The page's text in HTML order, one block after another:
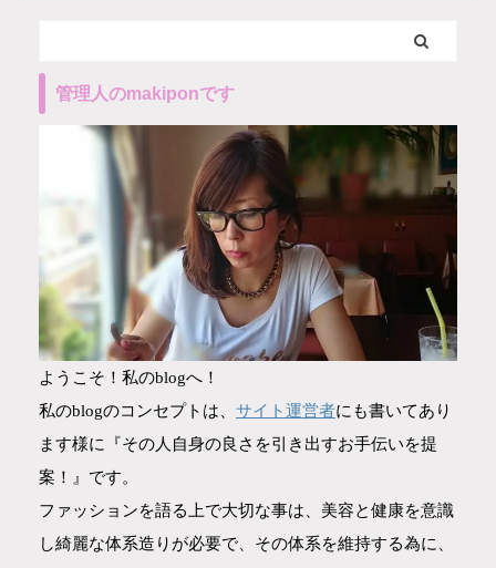
管理人のmakiponです
ようこそ！私のblogへ！
私のblogのコンセプトは、 サイト運営者にも書いてあり
ます様に『その人自身の良さを引き出すお手伝いを提
案！』です。
ファッションを語る上で大切な事は、美容と健康を意識
し綺麗な体系造りが必要で、その体系を維持する為に、